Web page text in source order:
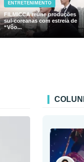
ENTRETENIMENTO
FILMICCA reúne produções
sul-coreanas com estreia de
“Vôo...